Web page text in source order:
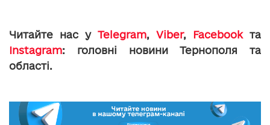
Читайте нас у Telegram, Viber, Facebookта
Instagram: головні новини Тернополя та
області.